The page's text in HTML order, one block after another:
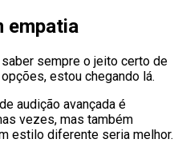
empatia
sempre o jeito certo de
estou chegando lá.
audição avançada é
vezes, mas também
estilo diferente seria melhor.